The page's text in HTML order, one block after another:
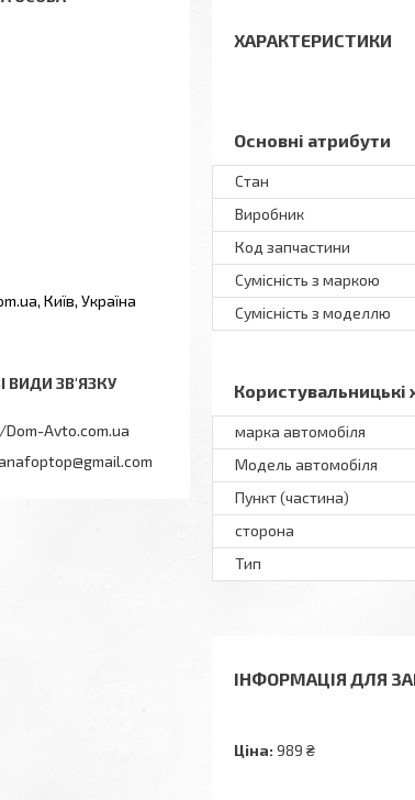
ХАРАКТЕРИСТИКИ
Основні атрибути
Стан
Виробник
Код запчастини
Сумісність з маркою
Сумісність з моделлю
Користувальницькі
марка автомобіля
Модель автомобіля
Пункт (частина)
сторона
Тип
ІНФОРМАЦІЯ ДЛЯ
Ціна: 989 ₴
Київ, Україна
Avto.com.ua